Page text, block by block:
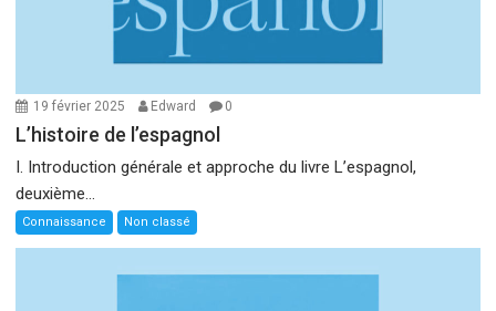
19 février 2025 Edward 0
L’histoire de l’espagnol
I. Introduction générale et approche du livre L’espagnol,
deuxième...
Connaissance Non classé